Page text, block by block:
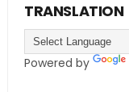
TRANSLATION
Powered by